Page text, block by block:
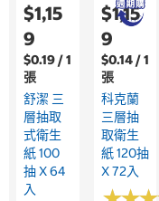
$1,15
9
$0.19 / 1
張
舒潔 三
層抽取
式衛生
紙 100
抽 X 64
入
$1,15
9
$0.14 / 1
張
科克蘭
三層抽
取衛生
紙 120抽
X 72入